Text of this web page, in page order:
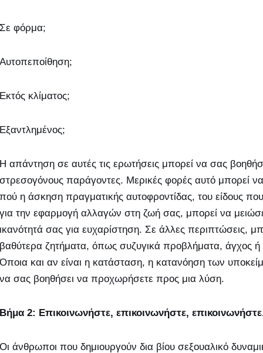
Σε φόρμα;
Αυτοπεποίθηση;
Εκτός κλίματος;
Εξαντλημένος;
Η απάντηση σε αυτές τις ερωτήσεις μπορεί να σας
στρεσογόνους παράγοντες. Μερικές φορές αυτό μπορεί
πού η άσκηση πραγματικής αυτοφροντίδας, του είδους
για την εφαρμογή αλλαγών στη ζωή σας, μπορεί να
ικανότητά σας για ευχαρίστηση. Σε άλλες περιπτώσεις,
βαθύτερα ζητήματα, όπως συζυγικά προβλήματα, άγχος ή
Όποια και αν είναι η κατάσταση, η κατανόηση των
να σας βοηθήσει να προχωρήσετε προς μια λύση.
Βήμα 2: Επικοινωνήστε, επικοινωνήστε,
Οι άνθρωποι που δημιουργούν δια βίου σεξουαλικό